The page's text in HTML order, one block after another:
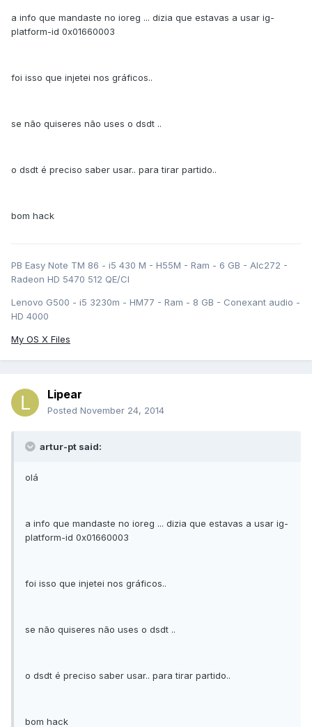
a info que mandaste no ioreg ... dizia que estavas a usar ig-
platform-id 0x01660003
foi isso que injetei nos gráficos..
se não quiseres não uses o dsdt ..
o dsdt é preciso saber usar.. para tirar partido..
bom hack
PB Easy Note TM 86 - i5 430 M - H55M - Ram - 6 GB - Alc272 -
Radeon HD 5470 512 QE/CI
Lenovo G500 - i5 3230m - HM77 - Ram - 8 GB - Conexant audio -
HD 4000
My OS X Files
Lipear
Posted November 24, 2014
artur-pt said:
olá
a info que mandaste no ioreg ... dizia que estavas a usar ig-
platform-id 0x01660003
foi isso que injetei nos gráficos..
se não quiseres não uses o dsdt ..
o dsdt é preciso saber usar.. para tirar partido..
bom hack